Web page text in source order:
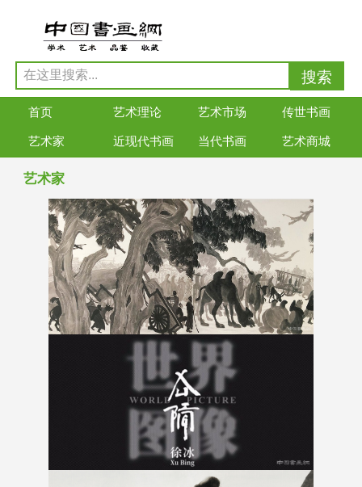
首页 艺术理论 艺术市场 传世书画
艺术家 近现代书画 当代书画 艺术商城
艺术家